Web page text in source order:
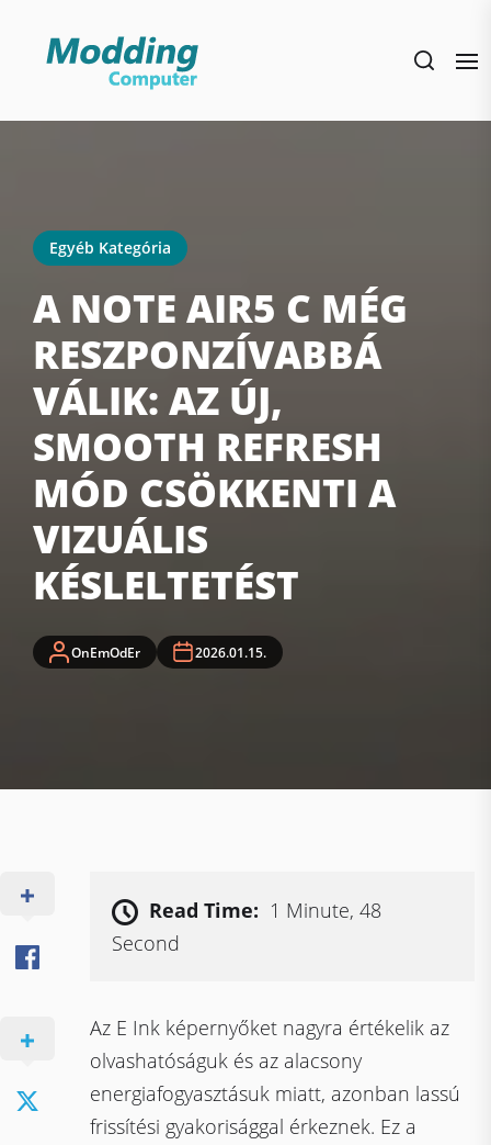
Egyéb Kategória
A NOTE AIR5 C MÉG
RESZPONZÍVABBÁ
VÁLIK: AZ ÚJ,
SMOOTH REFRESH
MÓD CSÖKKENTI A
VIZUÁLIS
KÉSLELTETÉST
OnEmOdEr 2026.01.15.
Read Time: 1 Minute, 48
Second
Az E Ink képernyőket nagyra értékelik az
olvashatóságuk és az alacsony
energiafogyasztásuk miatt, azonban lassú
frissítési gyakorisággal érkeznek. Ez a